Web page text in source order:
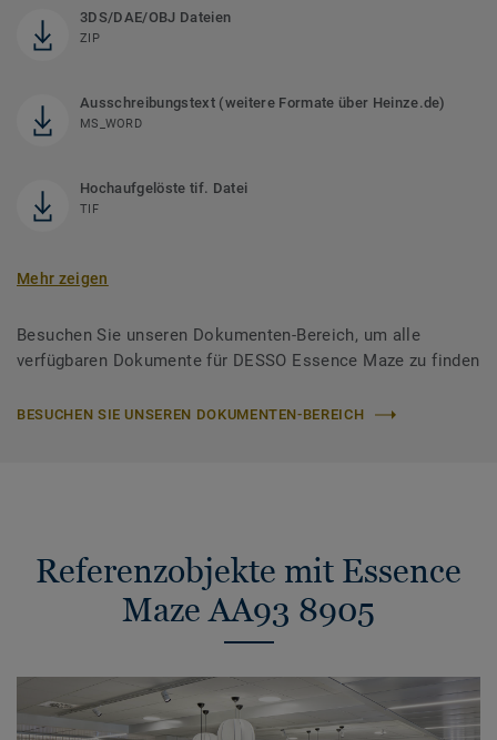
3DS/DAE/OBJ Dateien
ZIP
Ausschreibungstext (weitere Formate über Heinze.de)
MS_WORD
Hochaufgelöste tif. Datei
TIF
Mehr zeigen
Besuchen Sie unseren Dokumenten-Bereich, um alle
verfügbaren Dokumente für DESSO Essence Maze zu finden
BESUCHEN SIE UNSEREN DOKUMENTEN-BEREICH
Referenzobjekte mit Essence
Maze AA93 8905